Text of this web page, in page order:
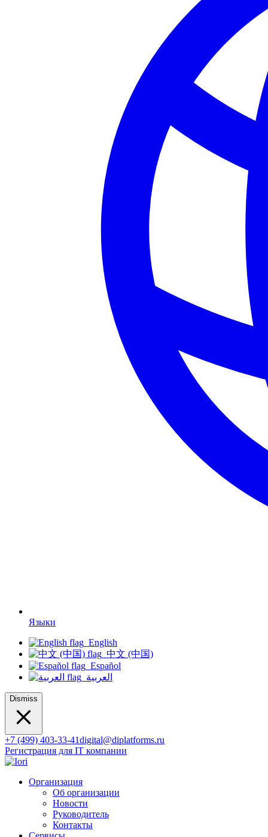
Языки
English
中文 (中国)
Español
العربية
Dismiss
+7 (499) 403-33-41digital@diplatforms.ru
Регистрация для IT компании
Организация
Об организации
Новости
Руководитель
Контакты